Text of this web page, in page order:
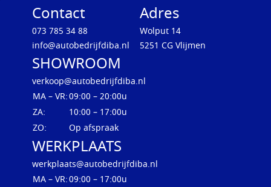
Contact
073 785 34 88
info@autobedrijfdiba.nl
Adres
Wolput 14
5251 CG Vlijmen
SHOWROOM
verkoop@autobedrijfdiba.nl
MA – VR:09:00 – 20:00u
ZA:
10:00 – 17:00u
ZO:
Op afspraak
WERKPLAATS
werkplaats@autobedrijfdiba.nl
MA – VR:09:00 – 17:00u